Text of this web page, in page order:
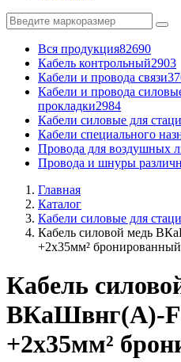
Вся продукция82690
Кабель контрольный2903
Кабели и провода связи
Кабели и провода
прокладки2984
Кабели силовые для
Кабели специального
Провода для воздушных
Провода и шнуры
Главная
Каталог
Кабели силовые для
Кабель силовой медь
+2x35мм²
Кабель
ВКаШвнг(A)-
+2x35мм²